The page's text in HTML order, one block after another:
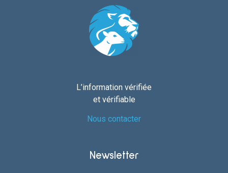
L’information vérifiée
et vérifiable
Nous contacter
Newsletter